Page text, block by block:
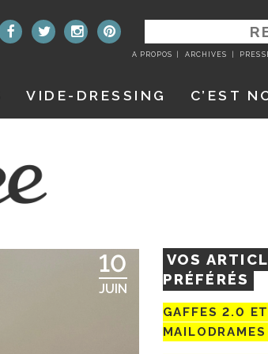
RECHERCHER
:
A PROPOS ARCHIVES
VIDE-DRESSING C’EST
10
JUIN
VOS
PRÉFÉRÉS
GAFFES 2.0
MAILODRAMES